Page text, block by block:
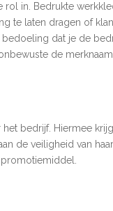
rol in. Bedrukte
te laten dragen of
dat je de
de merknaam
bedrijf. Hiermee
de veiligheid van